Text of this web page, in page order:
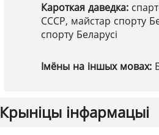
Кароткая даведка:
СССР, майстар спорту
спорту Беларусі
Імёны на іншых мовах:
Крыніцы інфармацыі